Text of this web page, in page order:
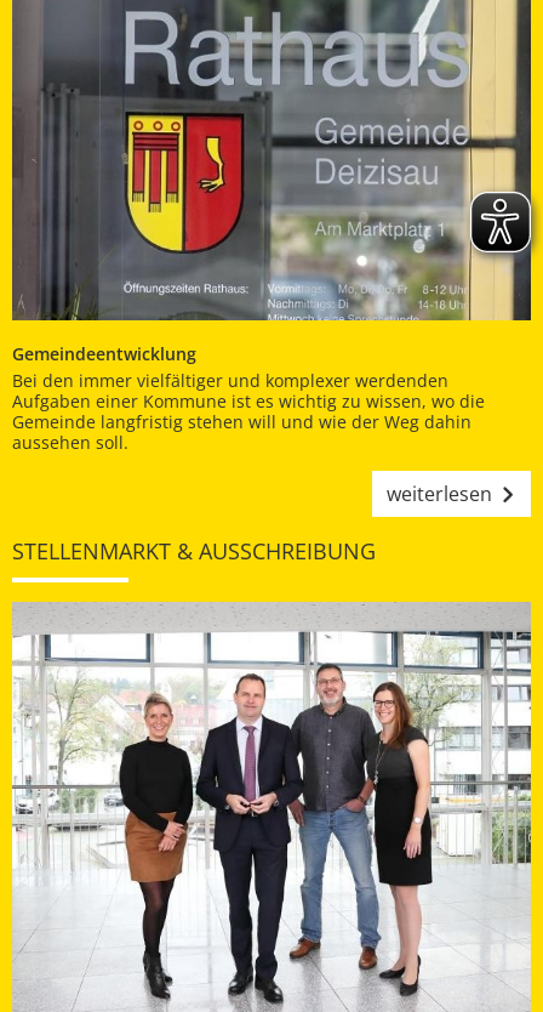
Gemeindeentwicklung
Bei den immer vielfältiger und komplexer werdenden
Aufgaben einer Kommune ist es wichtig zu wissen, wo die
Gemeinde langfristig stehen will und wie der Weg dahin
aussehen soll.
weiterlesen
STELLENMARKT & AUSSCHREIBUNG